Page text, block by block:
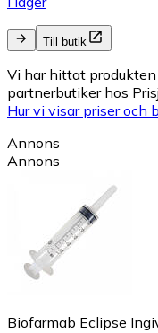
Till butik
Vi har hittat
partnerbutiker hos
Hur vi visar priser och
Annons
Annons
Biofarmab Eclipse